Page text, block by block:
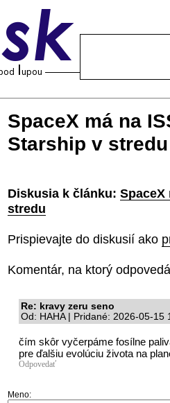
SpaceX má na
Starship v stredu
Diskusia k článku:
stredu
Prispievajte do diskusií ako
Komentár, na ktorý
Re: kravy zeru seno
Od: HAHA | Pridané: 2026-05-15
čím skôr vyčerpáme fosílne
pre ďalšiu evolúciu života na
Odpovedať
Meno: